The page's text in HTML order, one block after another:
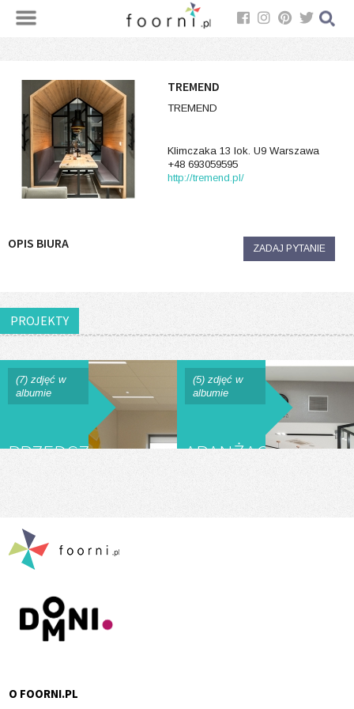
TREMEND
TREMEND
Klimczaka 13 lok. U9 Warszawa
+48 693059595
http://tremend.pl/
OPIS BIURA ZADAJ PYTANIE
PROJEKTY
(7) zdjęć w
albumie
PRZEDSZKOLE
(5) zdjęć w
albumie
ARANŻACJA
O FOORNI.PL